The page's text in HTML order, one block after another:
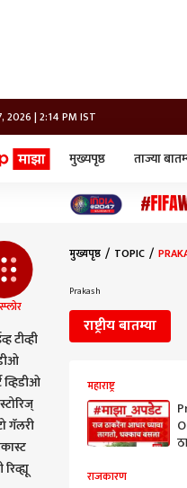
2026 | 2:14 PM IST
मुख्यपृष्ठ ताज्या
टीव्ही
व्हिडीओ
गॅलरी
रिव्ह्यू
मुख्यपृष्ठ TOPIC
Prakash
राष्ट्रीय बातम्या
महाराष्ट्र
राजकारण